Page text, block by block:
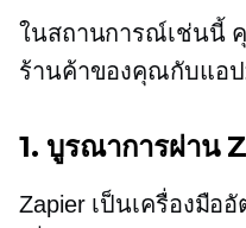
ในสถานการณ์เช่นนี้
ร้านค้าของคุณกับแอป
1. บูรณาการผ่าน
Zapier เป็นเครื่องมื